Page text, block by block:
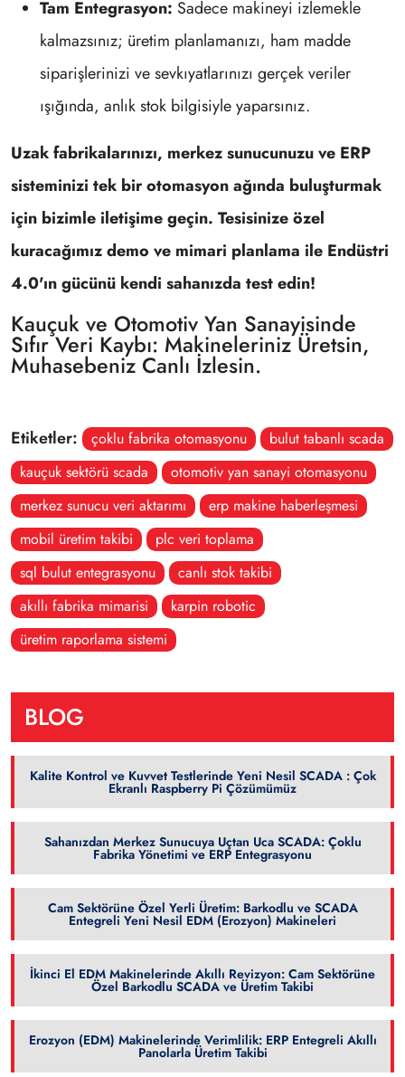
BLOG
Kalite Kontrol ve Kuvvet Testlerinde Yeni Nesil SCADA : Çok
Ekranlı Raspberry Pi Çözümümüz
Sahanızdan Merkez Sunucuya Uçtan Uca SCADA: Çoklu
Fabrika Yönetimi ve ERP Entegrasyonu
Cam Sektörüne Özel Yerli Üretim: Barkodlu ve SCADA
Entegreli Yeni Nesil EDM (Erozyon) Makineleri
İkinci El EDM Makinelerinde Akıllı Revizyon: Cam Sektörüne
Özel Barkodlu SCADA ve Üretim Takibi
Erozyon (EDM) Makinelerinde Verimlilik: ERP Entegreli Akıllı
Panolarla Üretim Takibi
Tam Entegrasyon: Sadece makineyi izlemekle
kalmazsınız; üretim planlamanızı, ham madde
siparişlerinizi ve sevkıyatlarınızı gerçek veriler
ışığında, anlık stok bilgisiyle yaparsınız.
Uzak fabrikalarınızı, merkez sunucunuzu ve ERP
sisteminizi tek bir otomasyon ağında buluşturmak
için bizimle iletişime geçin. Tesisinize özel
kuracağımız demo ve mimari planlama ile Endüstri
4.0'ın gücünü kendi sahanızda test edin!
Kauçuk ve Otomotiv Yan Sanayisinde
Sıfır Veri Kaybı: Makineleriniz Üretsin,
Muhasebeniz Canlı İzlesin.
Etiketler: çoklu fabrika otomasyonu
bulut tabanlı scada
kauçuk sektörü scada
otomotiv yan sanayi otomasyonu
merkez sunucu veri aktarımı
erp makine haberleşmesi
mobil üretim takibi
plc veri toplama
sql bulut entegrasyonu
canlı stok takibi
akıllı fabrika mimarisi
karpin robotic
üretim raporlama sistemi